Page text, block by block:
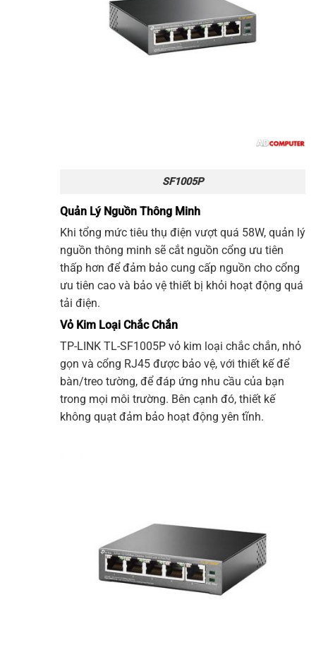
SF1005P
Quản Lý Nguồn Thông Minh
Khi tổng mức tiêu thụ điện vượt quá 58W, quản lý
nguồn thông minh sẽ cắt nguồn cổng ưu tiên
thấp hơn để đảm bảo cung cấp nguồn cho cổng
ưu tiên cao và bảo vệ thiết bị khỏi hoạt động quá
tải điện.
Vỏ Kim Loại Chắc Chắn
TP-LINK TL-SF1005P vỏ kim loại chắc chắn, nhỏ
gọn và cổng RJ45 được bảo vệ, với thiết kế để
bàn/treo tường, để đáp ứng nhu cầu của bạn
trong mọi môi trường. Bên cạnh đó, thiết kế
không quạt đảm bảo hoạt động yên tĩnh.